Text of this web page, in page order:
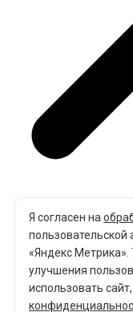
Я согласен на
«Яндекс Метрика».
улучшения
использовать